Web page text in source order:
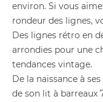
environ. Si vous
rondeur des lignes,
Des lignes rétro en
arrondies pour une
tendances vintage.
De la naissance à
de son lit à barreaux